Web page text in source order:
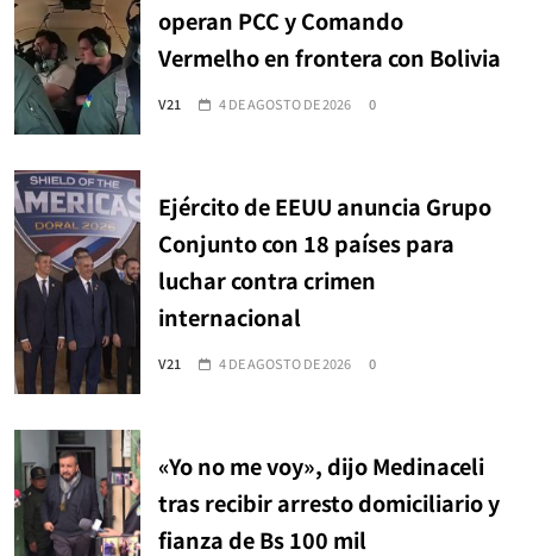
operan PCC y Comando
Vermelho en frontera con Bolivia
V21 4 DE AGOSTO DE 2026 0
Ejército de EEUU anuncia Grupo
Conjunto con 18 países para
luchar contra crimen
internacional
V21 4 DE AGOSTO DE 2026 0
«Yo no me voy», dijo Medinaceli
tras recibir arresto domiciliario y
fianza de Bs 100 mil